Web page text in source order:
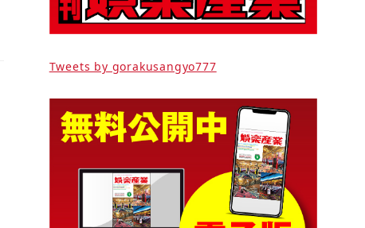
Tweets by gorakusangyo777